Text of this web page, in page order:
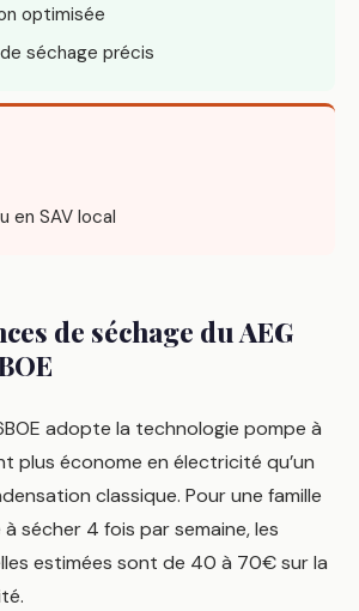
optimisée
séchage précis
en SAV local
de séchage du AEG
adopte la technologie pompe à
plus économe en électricité qu’un
classique. Pour une famille
sécher 4 fois par semaine, les
estimées sont de 40 à 70€ sur la